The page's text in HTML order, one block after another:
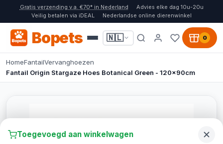
Gratis verzending v.a. €70* in Nederland
Advies elke dag 10u-20u
Veilig betalen via iDEAL
Nederlandse online dierenwinkel
Bopets 🇳🇱 0
HomeFantailVervanghoezen
Fantail Origin Stargaze Hoes Botanical Green - 120x90cm
Toegevoegd aan winkelwagen